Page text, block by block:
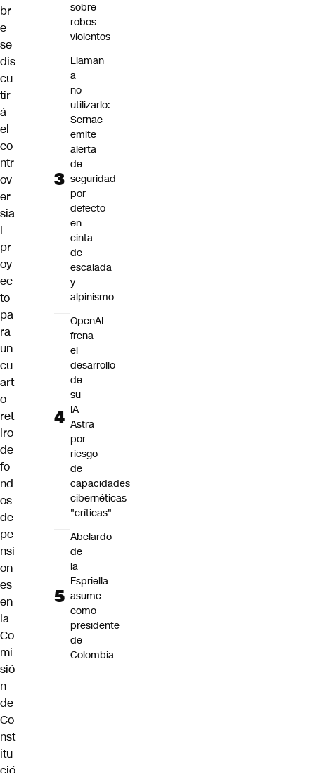
br
e
se
dis
cu
tir
á
el
co
ntr
ov
er
sia
l
pr
oy
ec
to
pa
ra
un
cu
art
o
ret
iro
de
fo
nd
os
de
pe
nsi
on
es
en
la
Co
mi
sió
n
de
Co
nst
itu
sobre
robos
violentos
Llaman
a
no
utilizarlo:
Sernac
emite
alerta
de
seguridad
por
defecto
en
cinta
de
escalada
y
alpinismo
OpenAI
frena
el
desarrollo
de
su
IA
Astra
por
riesgo
de
capacidades
cibernéticas
"críticas"
Abelardo
de
la
Espriella
asume
como
presidente
de
Colombia